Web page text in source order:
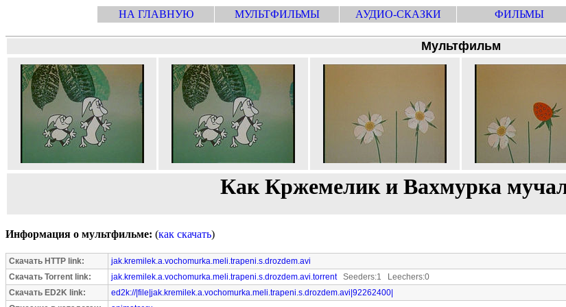
НА ГЛАВНУЮ МУЛЬТФИЛЬМЫ АУДИО-СКАЗКИ ФИЛЬМЫ
Мультфильм
Как Кржемелик и Вахмурка
Информация о мультфильме: (как скачать)
Скачать HTTP link:
jak.kremilek.a.vochomurka.meli.trapeni.s.drozdem.avi
Скачать Torrent link:
jak.kremilek.a.vochomurka.meli.trapeni.s.drozdem.avi.torrentSeeders:1 Leechers:0
Скачать ED2K link:
ed2k://|file|jak.kremilek.a.vochomurka.meli.trapeni.s.drozdem.avi|92262400|